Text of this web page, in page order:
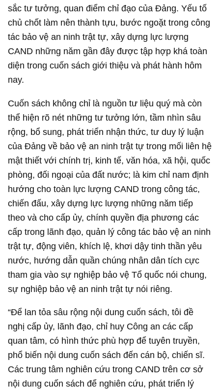
sắc tư tưởng, quan điểm chỉ đạo của Đảng. Yếu tố
chủ chốt làm nên thành tựu, bước ngoặt trong công
tác bảo vệ an ninh trật tự, xây dựng lực lượng
CAND những năm gần đây được tập hợp khá toàn
diện trong cuốn sách giới thiệu và phát hành hôm
nay.
Cuốn sách không chỉ là nguồn tư liệu quý mà còn
thể hiện rõ nét những tư tưởng lớn, tầm nhìn sâu
rộng, bổ sung, phát triển nhận thức, tư duy lý luận
của Đảng về bảo vệ an ninh trật tự trong mối liên hệ
mật thiết với chính trị, kinh tế, văn hóa, xã hội, quốc
phòng, đối ngoại của đất nước; là kim chỉ nam định
hướng cho toàn lực lượng CAND trong công tác,
chiến đấu, xây dựng lực lượng những năm tiếp
theo và cho cấp ủy, chính quyền địa phương các
cấp trong lãnh đạo, quản lý công tác bảo vệ an ninh
trật tự, động viên, khích lệ, khơi dậy tinh thần yêu
nước, hướng dẫn quần chúng nhân dân tích cực
tham gia vào sự nghiệp bảo vệ Tổ quốc nói chung,
sự nghiệp bảo vệ an ninh trật tự nói riêng.
“Để lan tỏa sâu rộng nội dung cuốn sách, tôi đề
nghị cấp ủy, lãnh đạo, chỉ huy Công an các cấp
quan tâm, có hình thức phù hợp để tuyên truyền,
phổ biến nội dung cuốn sách đến cán bộ, chiến sĩ.
Các trung tâm nghiên cứu trong CAND trên cơ sở
nội dung cuốn sách để nghiên cứu, phát triển lý